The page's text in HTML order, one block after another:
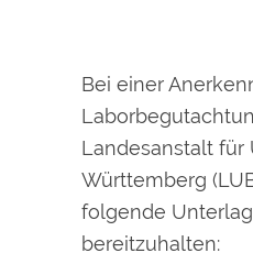
Bei einer
Landesanstalt
Württemberg
folgende
bereitzuhalten: